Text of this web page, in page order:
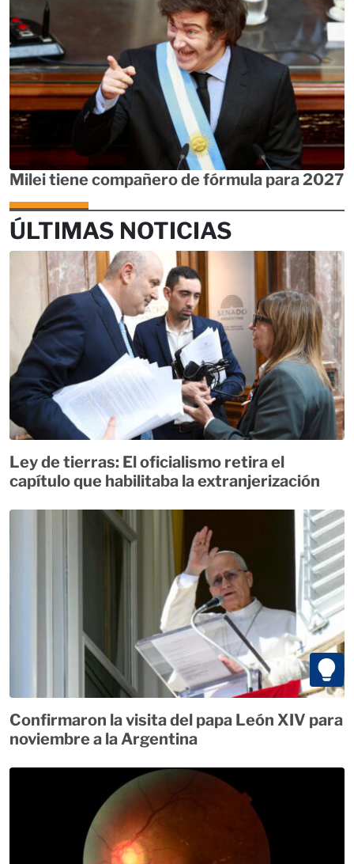
Milei tiene compañero de fórmula para 2027
ÚLTIMAS NOTICIAS
Ley de tierras: El oficialismo retira el
capítulo que habilitaba la extranjerización
Confirmaron la visita del papa León XIV para
noviembre a la Argentina